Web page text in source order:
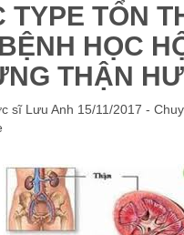
TYPE TỔN
HỌC
THẬN HƯ
sĩ Lưu Anh 15/11/2017 -